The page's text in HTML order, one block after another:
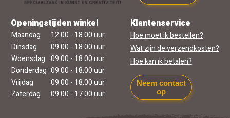
Openingstijden winkel
Maandag
12.00 - 18.00 uur
Dinsdag
09.00 - 18.00 uur
Woensdag 09.00 - 18.00 uur
Donderdag 09.00 - 18.00 uur
Vrijdag
09.00 - 18.00 uur
Zaterdag
09.00 - 17.00 uur
Klantenservice
Hoe moet ik bestellen?
Wat zijn de verzendkosten?
Hoe kan ik betalen?
Neem contact
op